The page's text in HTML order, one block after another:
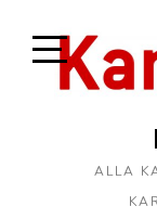
ALLA